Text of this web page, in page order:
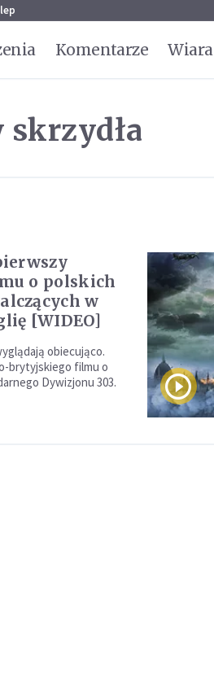
Komentarze Wiara
o polskich
w
[WIDEO]
obiecująco.
brytyjskiego filmu o
Dywizjonu 303.